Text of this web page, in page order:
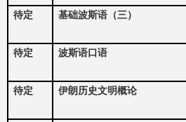
待定
基础波斯语（三）
待定
波斯语口语
待定
伊朗历史文明概论